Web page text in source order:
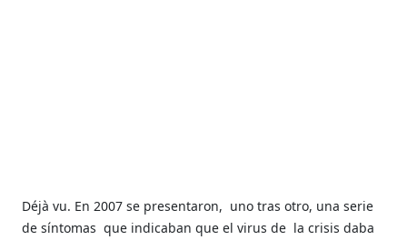
Déjà vu. En 2007 se presentaron, uno tras otro, una serie
de síntomas que indicaban que el virus de la crisis daba